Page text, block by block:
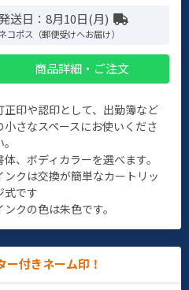
送日：8月10日(月)
ネコポス（郵便受けへお届け）
商品詳細・ご注文
正印や認印として、出勤簿など
小さなスペースにお使いくださ
体、ボディカラーを選べます。
ンクは交換が簡単なカートリッ
式です
ンクの色は朱色です。
ー付きネーム印！